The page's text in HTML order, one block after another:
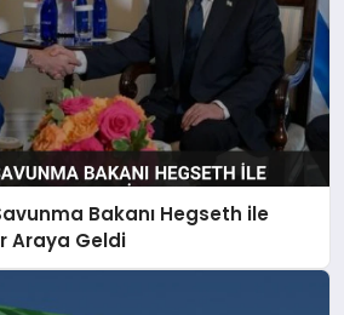
Bakanı Hegseth ile
Araya Geldi